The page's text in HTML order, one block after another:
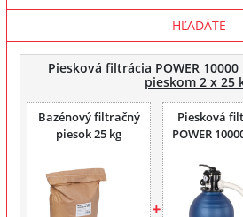
HĽADÁTE
Piesková filtrácia POWER
pieskom 2 x 25
Bazénový filtračný
piesok 25 kg
Piesková
POWER